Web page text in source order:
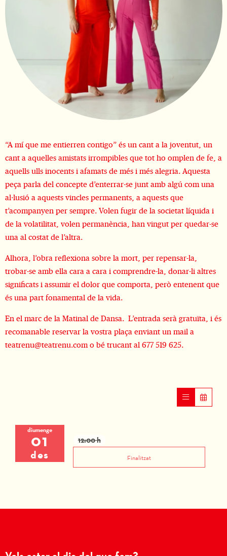
“A mí que me entierren contigo” és un cant a la joventut, un
cant a aquelles amistats irrompibles que tot ho omplen de fe, a
aquells ulls inocents i afamats de més i més alegria. Aquesta
peça parla del concepte d’enterrar-se junt amb algú com una
al·lusió a aquests vincles permanents, a aquests que
t’acompanyen per sempre. Volen fugir de la societat líquida i
de la volatilitat, volen permanència, han vingut per quedar-se
una al costat de l’altra.
Alhora, l’obra reflexiona sobre la mort, per repensar-la,
trobar-se amb ella cara a cara i comprendre-la, donar-li altres
significats i assumir el dolor que comporta, però entenent que
és una part fonamental de la vida.
En el marc de la Matinal de Dansa. L’entrada serà gratuïta, i és
recomanable reservar la vostra plaça enviant un mail a
teatrenu@teatrenu.como bé trucant al 677 519 625.
diumenge
01
des
12:00 h
Finalitzat